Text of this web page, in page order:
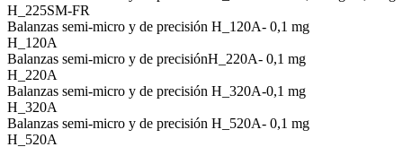
H_225SM-FR
Balanzas semi-micro y de precisión H_120A- 0,1 mg
H_120A
Balanzas semi-micro y de precisiónH_220A- 0,1 mg
H_220A
Balanzas semi-micro y de precisión H_320A-0,1 mg
H_320A
Balanzas semi-micro y de precisión H_520A- 0,1 mg
H_520A